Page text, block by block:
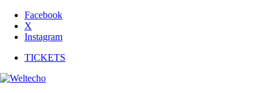
Facebook
X
Instagram
TICKETS